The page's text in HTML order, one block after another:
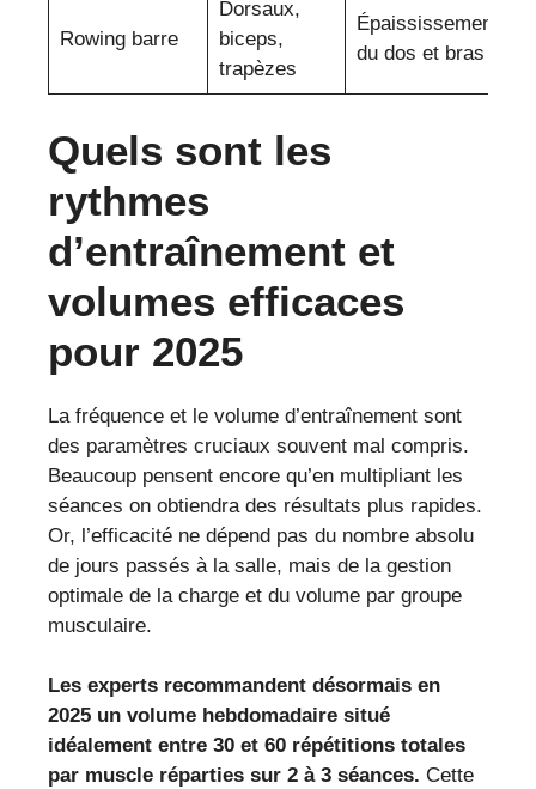
Rowing barre
Dorsaux,
biceps,
trapèzes
Épaississement
du dos et bras
Quels sont les
rythmes
d’entraînement et
volumes efficaces
pour 2025
La fréquence et le volume d’entraînement sont
des paramètres cruciaux souvent mal compris.
Beaucoup pensent encore qu’en multipliant les
séances on obtiendra des résultats plus rapides.
Or, l’efficacité ne dépend pas du nombre absolu
de jours passés à la salle, mais de la gestion
optimale de la charge et du volume par groupe
musculaire.
Les experts recommandent désormais en
2025 un volume hebdomadaire situé
idéalement entre 30 et 60 répétitions totales
par muscle réparties sur 2 à 3 séances. Cette